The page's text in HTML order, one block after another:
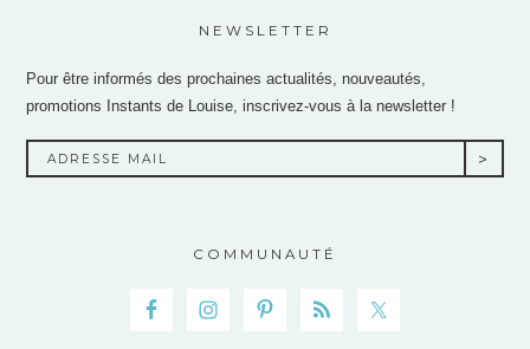
NEWSLETTER
Pour être informés des prochaines actualités, nouveautés,
promotions Instants de Louise, inscrivez-vous à la newsletter !
COMMUNAUTÉ